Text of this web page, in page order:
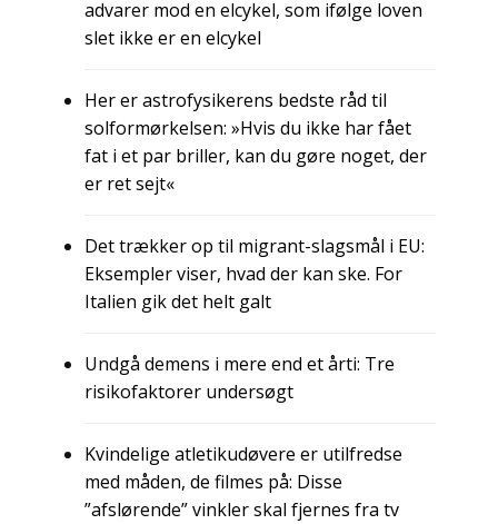
advarer mod en elcykel, som ifølge loven
slet ikke er en elcykel
Her er astrofysikerens bedste råd til
solformørkelsen: »Hvis du ikke har fået
fat i et par briller, kan du gøre noget, der
er ret sejt«
Det trækker op til migrant-slagsmål i EU:
Eksempler viser, hvad der kan ske. For
Italien gik det helt galt
Undgå demens i mere end et årti: Tre
risikofaktorer undersøgt
Kvindelige atletikudøvere er utilfredse
med måden, de filmes på: Disse
”afslørende” vinkler skal fjernes fra tv